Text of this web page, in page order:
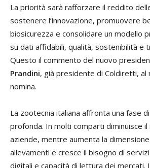
La priorità sarà rafforzare il reddito
sostenere l’innovazione, promuovere
biosicurezza e consolidare un modello
su dati affidabili, qualità, sostenibilità e
Questo il commento del nuovo
Prandini, già presidente di Coldiretti, al
nomina.
La zootecnia italiana affronta una fase
profonda. In molti comparti diminuisce il
aziende, mentre aumenta la
allevamenti e cresce il bisogno di
digitali e capacità di lettura dei mercati.